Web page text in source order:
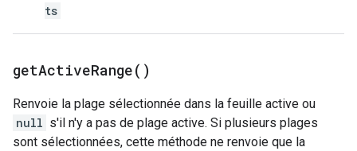
ts
getActiveRange( )
Renvoie la plage sélectionnée dans la feuille active ou
null s'il n'y a pas de plage active. Si plusieurs plages
sont sélectionnées, cette méthode ne renvoie que la